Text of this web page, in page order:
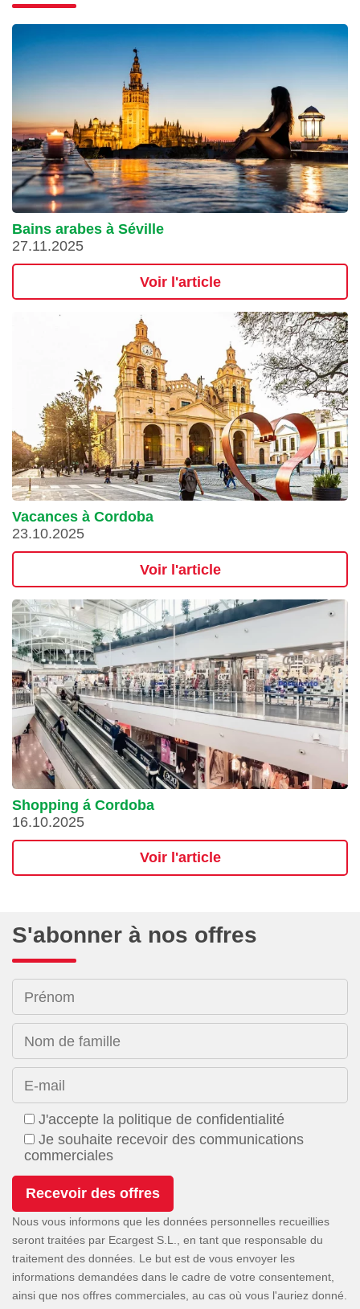
Bains arabes à Séville
27.11.2025
Voir l'article
Vacances à Cordoba
23.10.2025
Voir l'article
Shopping á Cordoba
16.10.2025
Voir l'article
S'abonner à nos offres
Prénom
Nom de famille
E-mail
J'accepte la politique de confidentialité
Je souhaite recevoir des communications
commerciales
Nous vous informons que les données personnelles recueillies
seront traitées par Ecargest S.L., en tant que responsable du
traitement des données. Le but est de vous envoyer les
informations demandées dans le cadre de votre consentement,
ainsi que nos offres commerciales, au cas où vous l'auriez donné.